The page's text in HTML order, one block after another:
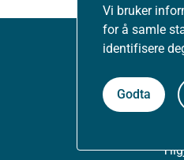
Vi bruker
for å samle
identifisere
Godta